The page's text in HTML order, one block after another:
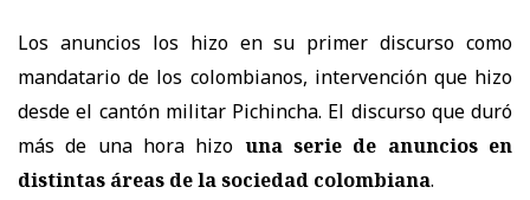
Los anuncios los hizo en su primer discurso como
mandatario de los colombianos, intervención que hizo
desde el cantón militar Pichincha. El discurso que duró
más de una hora hizo una serie de anuncios en
distintas áreas de la sociedad colombiana.